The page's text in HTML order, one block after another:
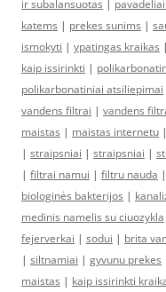
ir subalansuotas |
katems | prekes sunims |
ismokyti | ypatingas kraikas |
kaip issirinkti |
polikarbonatiniai atsiliepimai
vandens filtrai | vandens
maistas | maistas internetu |
| straipsniai | straipsniai |
| filtrai namui | filtru nauda |
biologinės bakterijos |
medinis namelis su ciuozykla
fejerverkai | sodui | brita
| siltnamiai | gyvunu prekes
maistas | kaip issirinkti